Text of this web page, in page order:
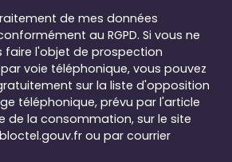
de mes données
au RGPD. Si vous ne
faire l'objet de prospection
voie téléphonique, vous pouvez
sur la liste d'opposition
téléphonique, prévu par l'article
de la consommation, sur le site
ou par courrier